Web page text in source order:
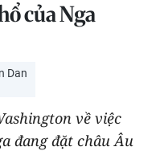
của Nga
Dan
về việc
đang đặt châu Âu